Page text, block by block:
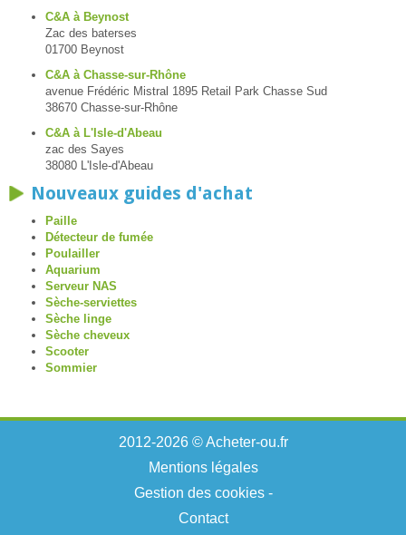
C&A à Beynost
Zac des baterses
01700 Beynost
C&A à Chasse-sur-Rhône
avenue Frédéric Mistral 1895 Retail Park Chasse Sud
38670 Chasse-sur-Rhône
C&A à L'Isle-d'Abeau
zac des Sayes
38080 L'Isle-d'Abeau
Nouveaux guides d'achat
Paille
Détecteur de fumée
Poulailler
Aquarium
Serveur NAS
Sèche-serviettes
Sèche linge
Sèche cheveux
Scooter
Sommier
2012-2026 © Acheter-ou.fr
Mentions légales
Gestion des cookies-
Contact